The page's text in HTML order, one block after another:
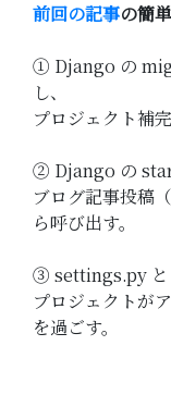
前回の記事の簡
➀ Django の
し、
プロジェクト補
➁ Django の
ブログ記事投稿
ら呼び出す。
➂ settings.py と
プロジェクトが
を過ごす。